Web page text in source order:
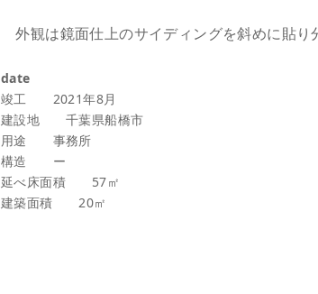
外観は鏡面仕上のサイディングを斜めに貼り
date
竣工 2021年8月
建設地 千葉県船橋市
用途 事務所
構造 ー
延べ床面積 57㎡
建築面積 20㎡